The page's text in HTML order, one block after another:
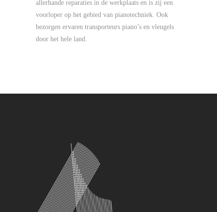
allerhande reparaties in de werkplaats en is zij een
voorloper op het gebied van pianotechniek. Ook
bezorgen ervaren transporteurs piano’s en vleugels
door het hele land.